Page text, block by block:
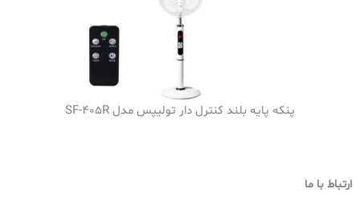
پنکه پایه بلند کنترل دار تولیپس مدل SF-405R
ارتباط با ما